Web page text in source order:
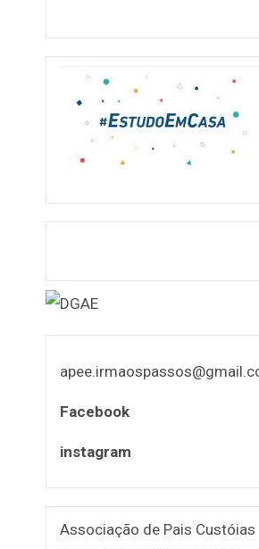
Facebook
instagram
Associação de Pais Custóias